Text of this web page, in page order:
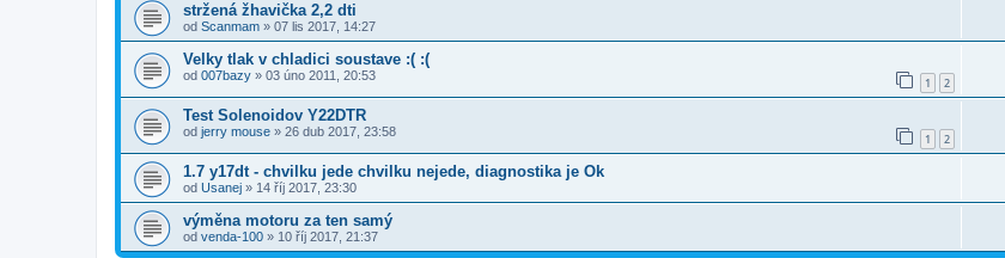
stržená žhavička 2,2 dti
od Scanmam » 07 lis 2017, 14:27
Velky tlak v chladici soustave :( :(
od 007bazy » 03 úno 2011, 20:53 1 2
Test Solenoidov Y22DTR
od jerry mouse » 26 dub 2017, 23:58 1 2
1.7 y17dt - chvilku jede chvilku nejede, diagnostika je Ok
od Usanej » 14 říj 2017, 23:30
výměna motoru za ten samý
od venda-100 » 10 říj 2017, 21:37